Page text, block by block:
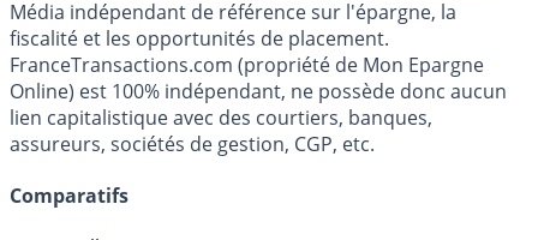
Premier guide épargne de France, en ligne depuis 2001.
Média indépendant de référence sur l'épargne, la
fiscalité et les opportunités de placement.
FranceTransactions.com (propriété de Mon Epargne
Online) est 100% indépendant, ne possède donc aucun
lien capitalistique avec des courtiers, banques,